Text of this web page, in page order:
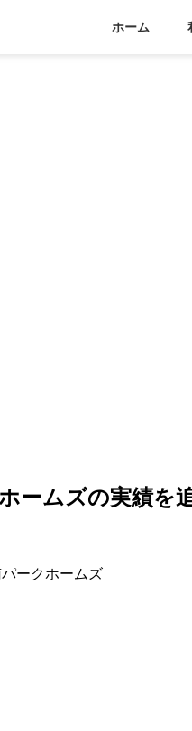
ホーム
ームズの実績を
ークホームズ